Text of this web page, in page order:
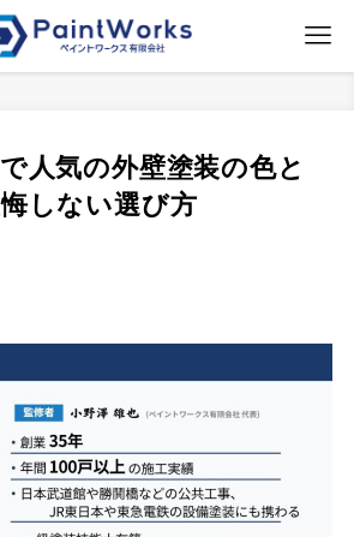
人気の外壁塗装の色と
しない選び方